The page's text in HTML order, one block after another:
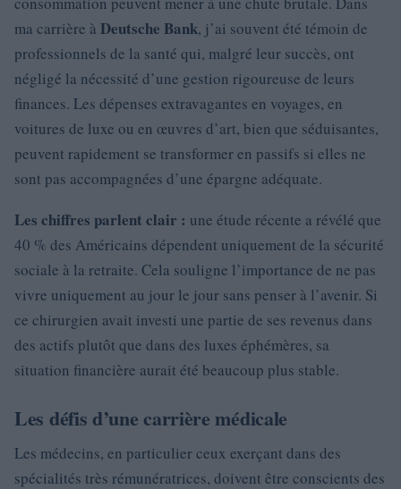
ma carrière à Deutsche Bank, j’ai souvent été témoin de
professionnels de la santé qui, malgré leur succès, ont
négligé la nécessité d’une gestion rigoureuse de leurs
finances. Les dépenses extravagantes en voyages, en
voitures de luxe ou en œuvres d’art, bien que séduisantes,
peuvent rapidement se transformer en passifs si elles ne
sont pas accompagnées d’une épargne adéquate.
Les chiffres parlent clair : une étude récente a révélé que
40 % des Américains dépendent uniquement de la sécurité
sociale à la retraite. Cela souligne l’importance de ne pas
vivre uniquement au jour le jour sans penser à l’avenir. Si
ce chirurgien avait investi une partie de ses revenus dans
des actifs plutôt que dans des luxes éphémères, sa
situation financière aurait été beaucoup plus stable.
Les défis d’une carrière médicale
Les médecins, en particulier ceux exerçant dans des
spécialités très rémunératrices, doivent être conscients des